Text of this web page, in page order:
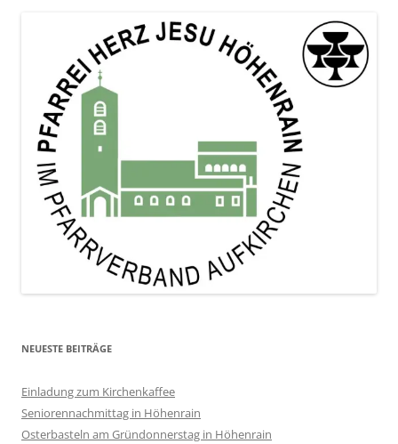
NEUESTE BEITRÄGE
Einladung zum Kirchenkaffee
Seniorennachmittag in Höhenrain
Osterbasteln am Gründonnerstag in Höhenrain